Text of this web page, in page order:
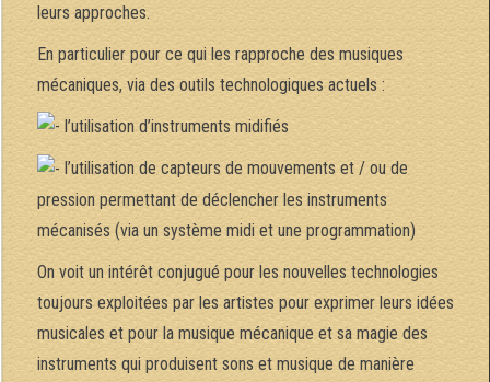
leurs approches.
En particulier pour ce qui les rapproche des musiques
mécaniques, via des outils technologiques actuels :
l’utilisation d’instruments midifiés
l’utilisation de capteurs de mouvements et / ou de
pression permettant de déclencher les instruments
mécanisés (via un système midi et une programmation)
On voit un intérêt conjugué pour les nouvelles technologies
toujours exploitées par les artistes pour exprimer leurs idées
musicales et pour la musique mécanique et sa magie des
instruments qui produisent sons et musique de manière